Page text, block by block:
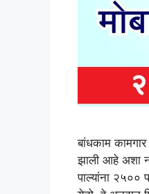
बांधकाम
झाली आहे अशा
पाल्यांना २५००